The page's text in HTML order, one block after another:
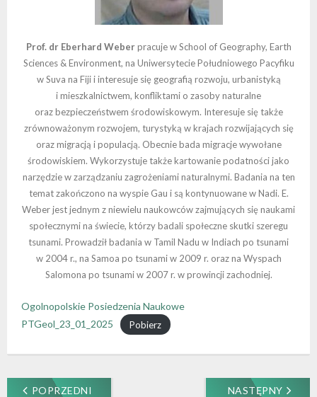
Prof. dr Eberhard Weberpracuje w School of Geography, Earth
Sciences & Environment, na Uniwersytecie Południowego Pacyfiku
w Suva na Fiji i interesuje się geografią rozwoju, urbanistyką
i mieszkalnictwem, konfliktami o zasoby naturalne
oraz bezpieczeństwem środowiskowym. Interesuje się także
zrównoważonym rozwojem, turystyką w krajach rozwijających się
oraz migracją i populacją. Obecnie bada migracje wywołane
środowiskiem. Wykorzystuje także kartowanie podatności jako
narzędzie w zarządzaniu zagrożeniami naturalnymi. Badania na ten
temat zakończono na wyspie Gau i są kontynuowane w Nadi. E.
Weber jest jednym z niewielu naukowców zajmujących się naukami
społecznymi na świecie, którzy badali społeczne skutki szeregu
tsunami. Prowadził badania w Tamil Nadu w Indiach po tsunami
w 2004 r., na Samoa po tsunami w 2009 r. oraz na Wyspach
Salomona po tsunami w 2007 r. w prowincji zachodniej.
Ogolnopolskie Posiedzenia Naukowe
PTGeol_23_01_2025
Pobierz
POPRZEDNI NASTĘPNY